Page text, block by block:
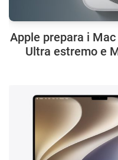
Apple prepara i
Ultra estremo e